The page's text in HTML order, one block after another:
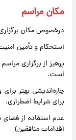
مکان مراسم
درخصوص مکان
استحکام و تأمین
پرهیز از برگزاری
است.
چاره‌اندیشی بهتر
برای شرایط اضطراری.
عدم استفاده از فضای
اقدامات منافقین)